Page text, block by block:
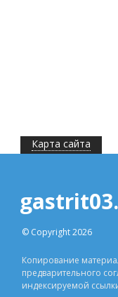
Карта сайта
© Copyright 2026
Копирование
предварительного
индексируемой